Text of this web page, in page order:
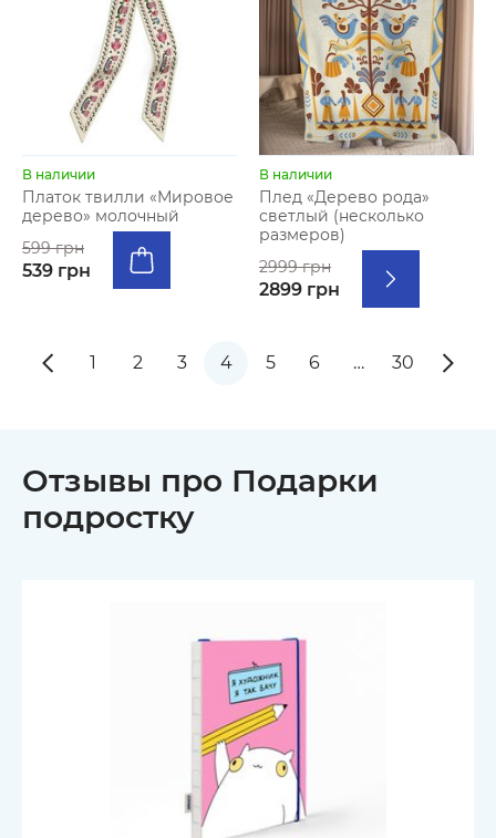
В наличии
Платок твилли «Мировое
дерево» молочный
599 грн
539 грн
В наличии
Плед «Дерево рода»
светлый (несколько
размеров)
2999 грн
2899 грн
1 2 3 4 5 6 … 30
Отзывы про Подарки
подростку